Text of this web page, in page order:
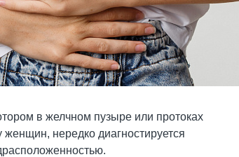
в желчном пузыре или протоках
нередко диагностируется